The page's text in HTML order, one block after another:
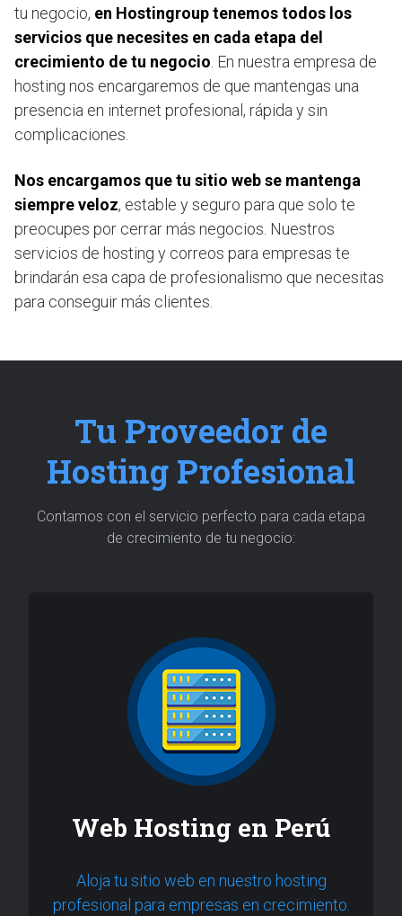
tu negocio, en Hostingroup tenemos todos los
servicios que necesites en cada etapa del
crecimiento de tu negocio . En nuestra empresa de
hosting nos encargaremos de que mantengas una
presencia en internet profesional, rápida y sin
complicaciones.
Nos encargamos que tu sitio web se mantenga
siempre veloz, estable y seguro para que solo te
preocupes por cerrar más negocios. Nuestros
servicios de hosting y correos para empresas te
brindarán esa capa de profesionalismo que necesitas
para conseguir más clientes.
Tu Proveedor de
Hosting Profesional
Contamos con el servicio perfecto para cada etapa
de crecimiento de tu negocio:
Web Hosting en Perú
Aloja tu sitio web en nuestro hosting
profesional para empresas en crecimiento.